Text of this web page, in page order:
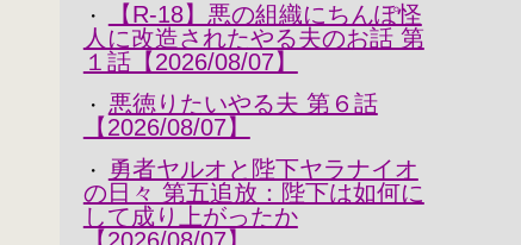
・
【R-18】悪の組織にちんぽ怪
人に改造されたやる夫のお話 第
１話【2026/08/07】
・
悪徳りたいやる夫 第６話
【2026/08/07】
・
勇者ヤルオと陛下ヤラナイオ
の日々 第五追放：陛下は如何に
して成り上がったか